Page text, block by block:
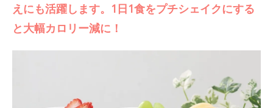
えにも活躍します。1日1食をプチシェイクにする
と大幅カロリー減に！